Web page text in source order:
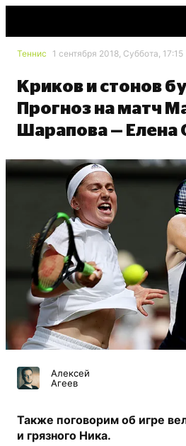
Теннис 1 сентября 2018, Суббота, 17:15
Криков и стонов
Прогноз на матч
Шарапова — Елена
Алексей
Агеев
Также поговорим об игре
и грязного Ника.